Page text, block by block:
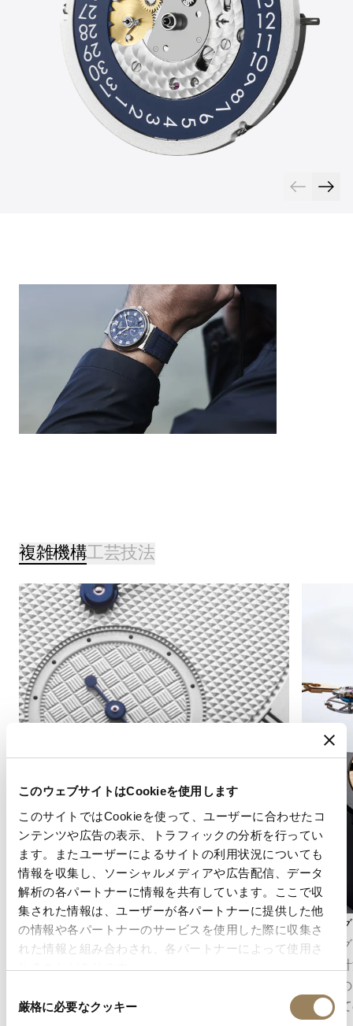
このウェブサイトはCookieを使用します
このサイトではCookieを使って、ユーザーに合わせたコ
ンテンツや広告の表示、トラフィックの分析を行ってい
ます。またユーザーによるサイトの利用状況についても
情報を収集し、ソーシャルメディアや広告配信、データ
解析の各パートナーに情報を共有しています。ここで収
集された情報は、ユーザーが各パートナーに提供した他
の情報や各パートナーのサービスを使用した際に収集さ
れた情報と組み合わされ、各パートナーによって使用さ
れることがあります。
厳格に必要なクッキー
複雑機構工芸技法
秒表示
秒表示は、時の流れを正確に把握することを可
ば、文字盤のデザインに組み込まれたオフセン
クロノ
クロノ
精密に
は、そ
械とし